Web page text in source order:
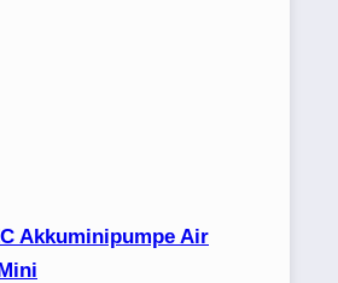
Akkuminipumpe Air